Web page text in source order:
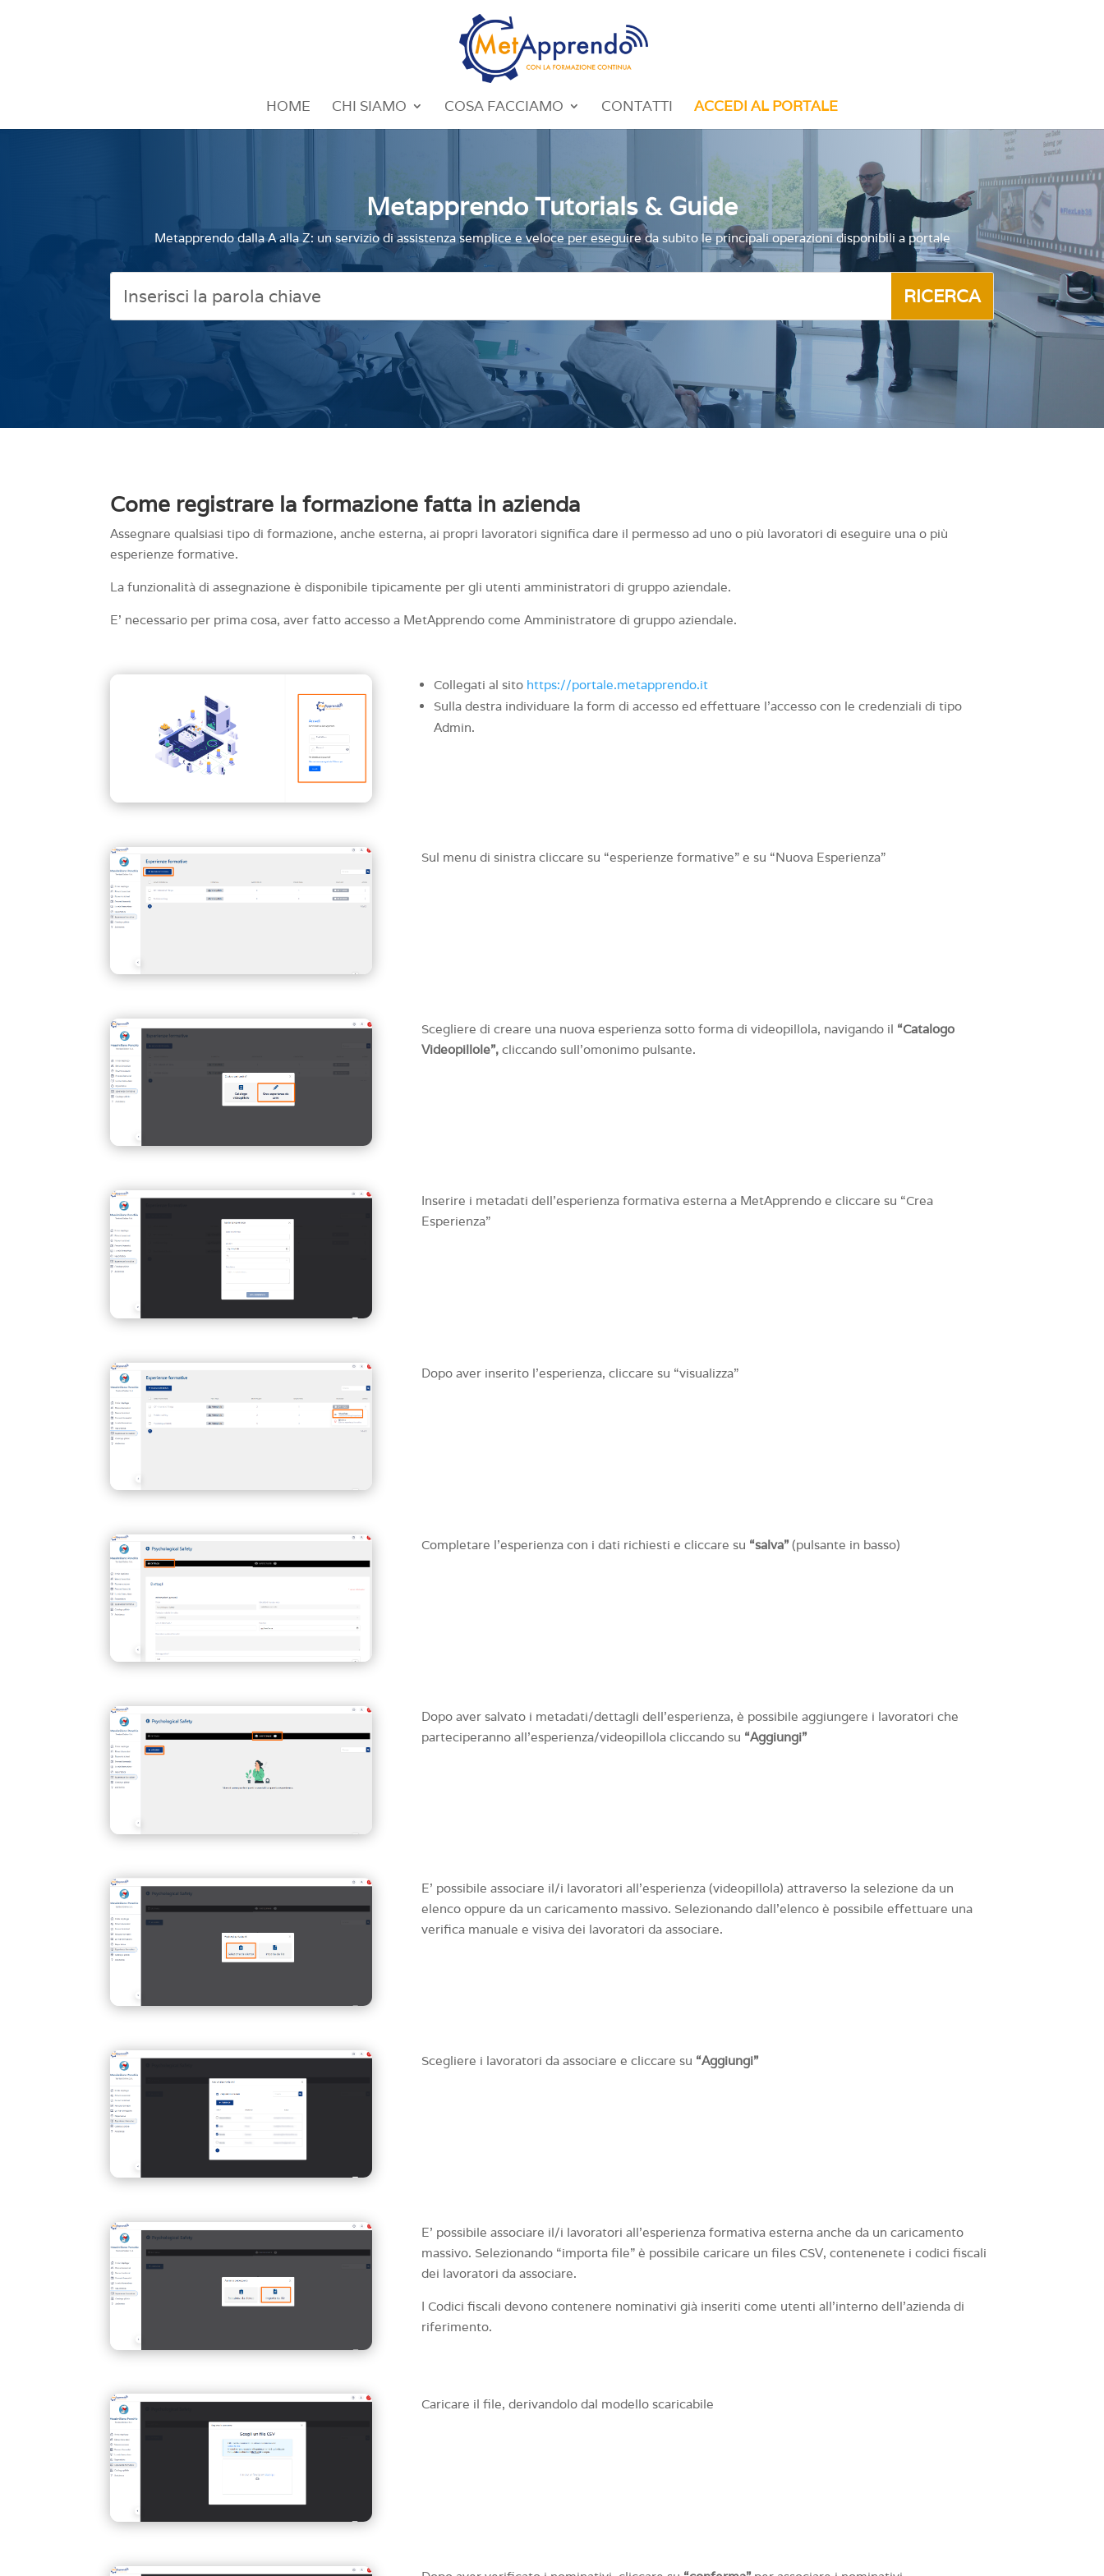
HOME CHI SIAMO COSA FACCIAMO CONTATTI ACCEDI AL PORTALE
Metapprendo Tutorials & Guide
Metapprendo dalla A alla Z: un servizio di assistenza semplice e veloce per eseguire da subito le principali operazioni disponibili a portale
Come registrare la formazione fatta in azienda
Assegnare qualsiasi tipo di formazione, anche esterna, ai propri lavoratori significa dare il permesso ad uno o più lavoratori di eseguire una o più
esperienze formative.
La funzionalità di assegnazione è disponibile tipicamente per gli utenti amministratori di gruppo aziendale.
E’ necessario per prima cosa, aver fatto accesso a MetApprendo come Amministratore di gruppo aziendale.
Collegati al sito https://portale.metapprendo.it
Sulla destra individuare la form di accesso ed effettuare l’accesso con le credenziali di tipo
Admin.
Sul menu di sinistra cliccare su “esperienze formative” e su “Nuova Esperienza”
Scegliere di creare una nuova esperienza sotto forma di videopillola, navigando il “Catalogo
Videopillole”,cliccando sull’omonimo pulsante.
Inserire i metadati dell’esperienza formativa esterna a MetApprendo e cliccare su “Crea
Esperienza”
Dopo aver inserito l’esperienza, cliccare su “visualizza”
Completare l’esperienza con i dati richiesti e cliccare su “salva”(pulsante in basso)
Dopo aver salvato i metadati/dettagli dell’esperienza, è possibile aggiungere i lavoratori che
parteciperanno all’esperienza/videopillola cliccando su “Aggiungi”
E’ possibile associare il/i lavoratori all’esperienza (videopillola) attraverso la selezione da un
elenco oppure da un caricamento massivo. Selezionando dall’elenco è possibile effettuare una
verifica manuale e visiva dei lavoratori da associare.
Scegliere i lavoratori da associare e cliccare su “Aggiungi”
E’ possibile associare il/i lavoratori all’esperienza formativa esterna anche da un caricamento
massivo. Selezionando “importa file” è possibile caricare un files CSV, contenenete i codici fiscali
dei lavoratori da associare.
I Codici fiscali devono contenere nominativi già inseriti come utenti all’interno dell’azienda di
riferimento.
Caricare il file, derivandolo dal modello scaricabile